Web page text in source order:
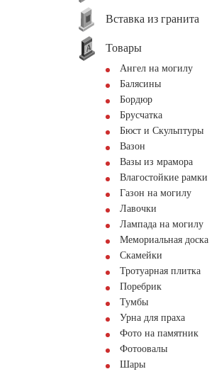
Вставка из гранита
Товары
Ангел на могилу
Балясины
Бордюр
Брусчатка
Бюст и Скульптуры
Вазон
Вазы из мрамора
Влагостойкие рамки
Газон на могилу
Лавочки
Лампада на могилу
Мемориальная доска
Скамейки
Тротуарная плитка
Поребрик
Тумбы
Урна для праха
Фото на памятник
Фотоовалы
Шары